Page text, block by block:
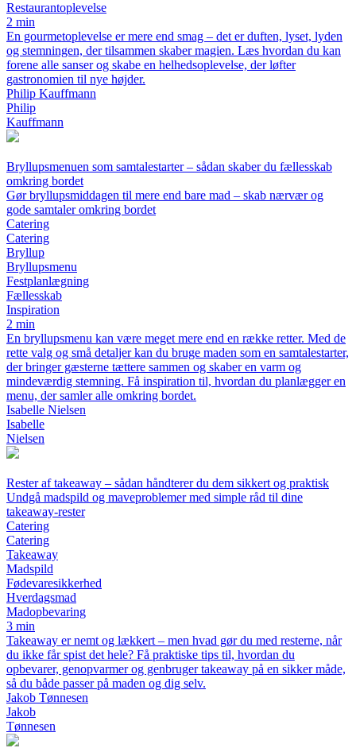
Restaurantoplevelse
2 min
En gourmetoplevelse er mere end smag – det er duften, lyset, lyden
og stemningen, der tilsammen skaber magien. Læs hvordan du kan
forene alle sanser og skabe en helhedsoplevelse, der løfter
gastronomien til nye højder.
Philip Kauffmann
Philip
Kauffmann
Bryllupsmenuen som samtalestarter – sådan skaber du fællesskab
omkring bordet
Gør bryllupsmiddagen til mere end bare mad – skab nærvær og
gode samtaler omkring bordet
Catering
Catering
Bryllup
Bryllupsmenu
Festplanlægning
Fællesskab
Inspiration
2 min
En bryllupsmenu kan være meget mere end en række retter. Med de
rette valg og små detaljer kan du bruge maden som en samtalestarter,
der bringer gæsterne tættere sammen og skaber en varm og
mindeværdig stemning. Få inspiration til, hvordan du planlægger en
menu, der samler alle omkring bordet.
Isabelle Nielsen
Isabelle
Nielsen
Rester af takeaway – sådan håndterer du dem sikkert og praktisk
Undgå madspild og maveproblemer med simple råd til dine
takeaway-rester
Catering
Catering
Takeaway
Madspild
Fødevaresikkerhed
Hverdagsmad
Madopbevaring
3 min
Takeaway er nemt og lækkert – men hvad gør du med resterne, når
du ikke får spist det hele? Få praktiske tips til, hvordan du
opbevarer, genopvarmer og genbruger takeaway på en sikker måde,
så du både passer på maden og dig selv.
Jakob Tønnesen
Jakob
Tønnesen